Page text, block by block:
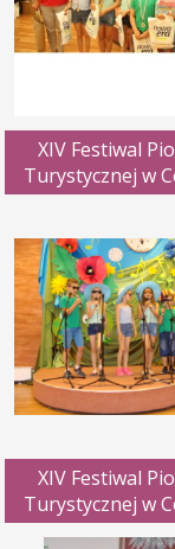
XIV Festiwal
Turystycznej w
XIV Festiwal
Turystycznej w